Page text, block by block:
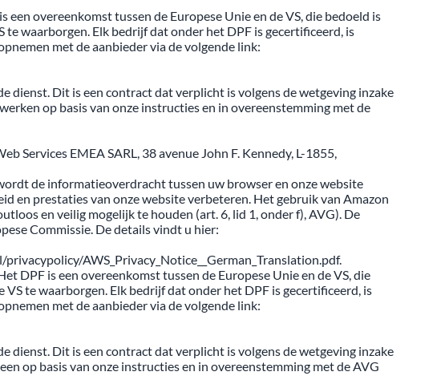
overeenkomst tussen de Europese Unie en de VS, die bedoeld is
te waarborgen. Elk bedrijf dat onder het DPF is gecertificeerd, is
met de aanbieder via de volgende link:
dienst. Dit is een contract dat verplicht is volgens de wetgeving inzake
op basis van onze instructies en in overeenstemming met de
EMEA SARL, 38 avenue John F. Kennedy, L-1855,
de informatieoverdracht tussen uw browser en onze website
en prestaties van onze website verbeteren. Het gebruik van Amazon
en veilig mogelijk te houden (art. 6, lid 1, onder f), AVG). De
Commissie. De details vindt u hier:
AWS_Privacy_Notice__German_Translation.pdf.
DPF is een overeenkomst tussen de Europese Unie en de VS, die
te waarborgen. Elk bedrijf dat onder het DPF is gecertificeerd, is
met de aanbieder via de volgende link:
dienst. Dit is een contract dat verplicht is volgens de wetgeving inzake
op basis van onze instructies en in overeenstemming met de AVG